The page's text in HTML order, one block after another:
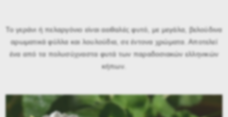
Το γεράνι ή πελαργόνιο είναι αειθαλές φυτό, με μεγάλα, βελούδινα
αρωματικά φύλλα και λουλούδια, σε έντονα χρώματα. Αποτελεί
ένα από τα πολυσύχναστα φυτά των παραδοσιακών ελληνικών
κήπων.